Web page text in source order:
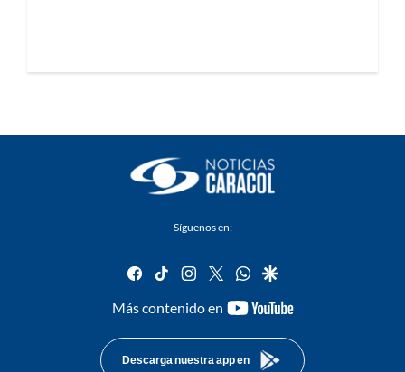
Síguenos en:
facebook
tiktok instagram
twitterwhatsapp
google
Más contenido en
youtube-
Descarga nuestra app en